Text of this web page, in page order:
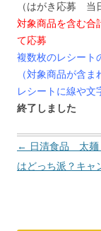
（はがき応募 当
対象商品を含む合
て応募
複数枚のレシート
（対象商品が含
レシートに線や文
終了しました
投
稿
← 日清食品 太麺
はどっち派？キャ